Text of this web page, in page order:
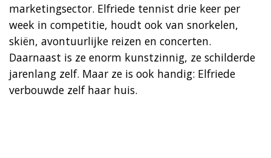
marketingsector. Elfriede tennist drie keer per
week in competitie, houdt ook van snorkelen,
skiën, avontuurlijke reizen en concerten.
Daarnaast is ze enorm kunstzinnig, ze schilderde
jarenlang zelf. Maar ze is ook handig: Elfriede
verbouwde zelf haar huis.